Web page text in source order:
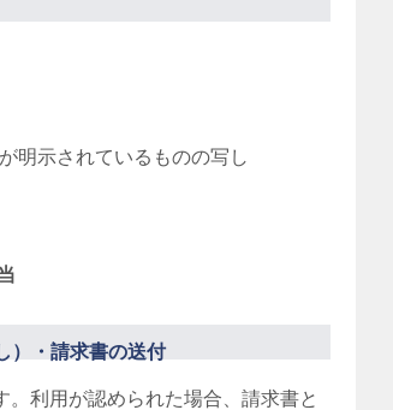
明示されているものの写し
）・請求書の送付
利用が認められた場合、請求書と